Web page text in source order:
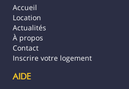
Accueil
Location
Actualités
À propos
Contact
Inscrire votre logement
AIDE